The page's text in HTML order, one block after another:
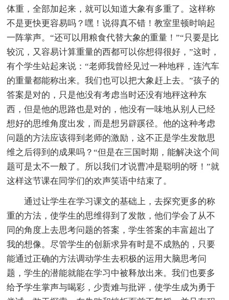
体重，全部加起来，就可以知道大象有多重了。这样称
不是更快更容易吗？嘿！说得真不错！教室里顿时响起
一阵掌声。“还可以用粮食代替大象的重量！”“只要是比
较沉，又容易计算重量的西都可以你想得很好，”这时，
有个学生站起来说：“老师我曾经见过一种地秤，连汽车
的重量都能称出来。我们也可以把大象赶上去。”孩子的
答案是对的，只是他没有考虑当时还没有地秤这种东
西，但是他的思路也是对的，他没有一味地从别人已经
想好的思维角度出发，而是想另辟蹊径。他的这种考虑
问题的方法应该得到老师的激励，这不正是学生发散思
维之后得到的成果吗？“但是在三国时期，能解决这个间
题可是太不一般了。所以我们才说曹冲是聪明的呀！”就
这样这节课在同学们的欢声笑语中结束了。
通过让学生在学习课文的基础上，去探究更多的称
重的方法，使学生的思维得到了发散，他们学会了从不
同的角度上去思考问题的答案，学生答案的丰富超出了
我的想像。尽管学生的创新求异有时是不成熟的，只要
能通过正确的方法调动学生去积极的运用大脑思考问
题，学生的潜能就能在学习中被释放出来。我们也要多
给予学生掌声与喝彩，少责难与批评，使学生成为勇于